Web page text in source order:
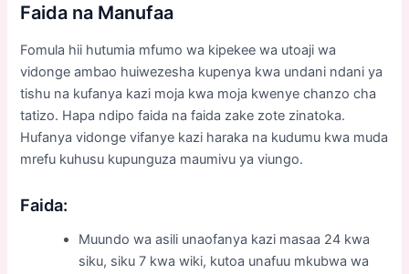
Faida na Manufaa
Fomula hii hutumia mfumo wa kipekee wa utoaji wa
vidonge ambao huiwezesha kupenya kwa undani ndani ya
tishu na kufanya kazi moja kwa moja kwenye chanzo cha
tatizo. Hapa ndipo faida na faida zake zote zinatoka.
Hufanya vidonge vifanye kazi haraka na kudumu kwa muda
mrefu kuhusu kupunguza maumivu ya viungo.
Faida:
Muundo wa asili unaofanya kazi masaa 24 kwa
siku, siku 7 kwa wiki, kutoa unafuu mkubwa wa